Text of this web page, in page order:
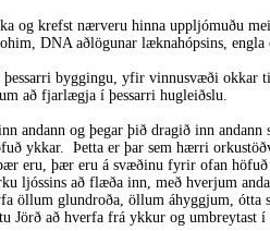
og krefst nærveru hinna uppljómuðu
DNA aðlögunar læknahópsins, engla
byggingu, yfir vinnusvæði okkar
að fjarlægja í þessarri hugleiðslu.
andann og þegar þið dragið inn andann
ykkar. Þetta er þar sem hærri
eru, þær eru á svæðinu fyrir ofan höfuð
ljóssins að flæða inn, með hverjum
öllum glundroða, öllum áhyggjum, ótta
Jörð að hverfa frá ykkur og umbreytast